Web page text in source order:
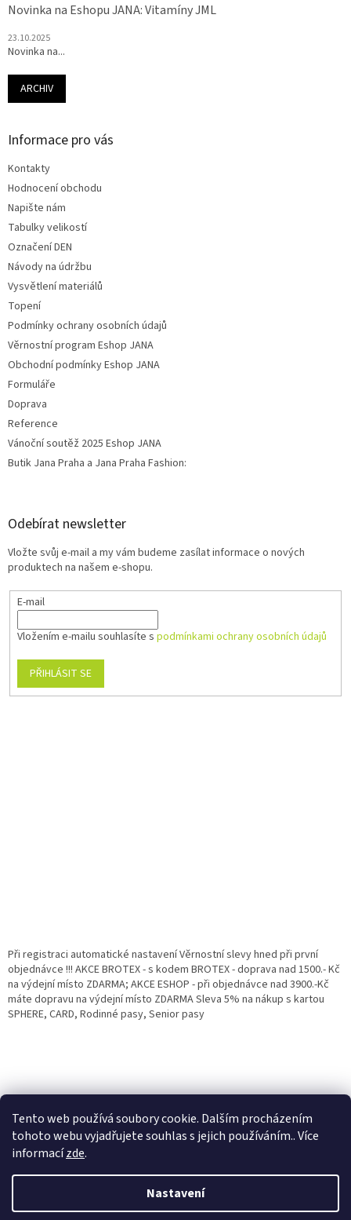
Tento web používá soubory cookie. Dalším procházením
tohoto webu vyjadřujete souhlas s jejich používáním.. Více
informacízde.
Nastavení
nastavená Věrnostní sleva 3% - 10% na Všechny Vaše další nákupy. Čím
víc nakoupíte, tím větší slevu můžete získat. Vaše objednávky se sčítají.
Novinka na Eshopu JANA: Vitamíny JML
23.10.2025
Novinka na...
ARCHIV
Informace pro vás
Kontakty
Hodnocení obchodu
Napište nám
Tabulky velikostí
Označení DEN
Návody na údržbu
Vysvětlení materiálů
Topení
Podmínky ochrany osobních údajů
Věrnostní program Eshop JANA
Obchodní podmínky Eshop JANA
Formuláře
Doprava
Reference
Vánoční soutěž 2025 Eshop JANA
Butik Jana Praha a Jana Praha Fashion:
Odebírat newsletter
Vložte svůj e-mail a my vám budeme zasílat informace o nových
produktech na našem e-shopu.
E-mail
Vložením e-mailu souhlasíte s podmínkami ochrany osobních údajů
PŘIHLÁSIT SE
Při registraci automatické nastavení Věrnostní slevy hned při první
objednávce !!! AKCE BROTEX - s kodem BROTEX - doprava nad 1500.- Kč
na výdejní místo ZDARMA; AKCE ESHOP - při objednávce nad 3900.-Kč
máte dopravu na výdejní místo ZDARMA Sleva 5% na nákup s kartou
SPHERE, CARD, Rodinné pasy, Senior pasy